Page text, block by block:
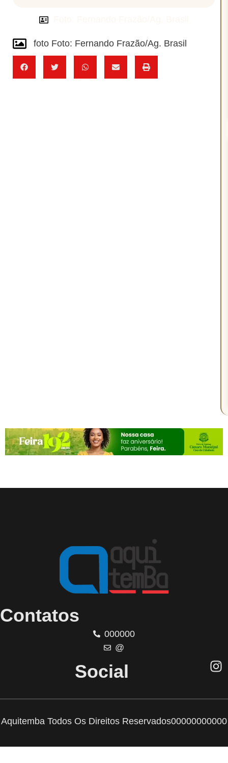
foto Foto: Fernando Frazão/Ag. Brasil
Contatos
000000
@
Social
Aquitemba Todos Os Direitos Reservados00000000000